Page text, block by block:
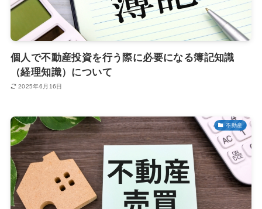
個人で不動産投資を行う際に必要になる簿記知識
（経理知識）について
2025年6月16日
不動産